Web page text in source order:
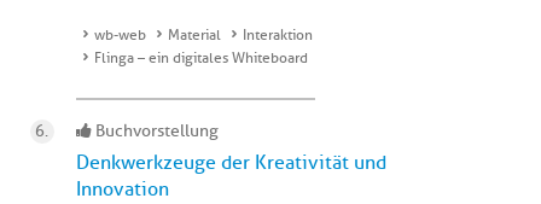
wb-web Material
Interaktion
Flinga – ein digitales Whiteboard
Buchvorstellung
Denkwerkzeuge der Kreativität und
Innovation